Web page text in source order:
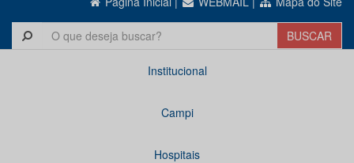
Institucional
Campi
Hospitais